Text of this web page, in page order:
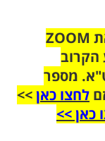
הצטרפו לקבוצת הוואטסאפ לקראת ZOOM
מספר
לחצו כאן>>
כאן >>